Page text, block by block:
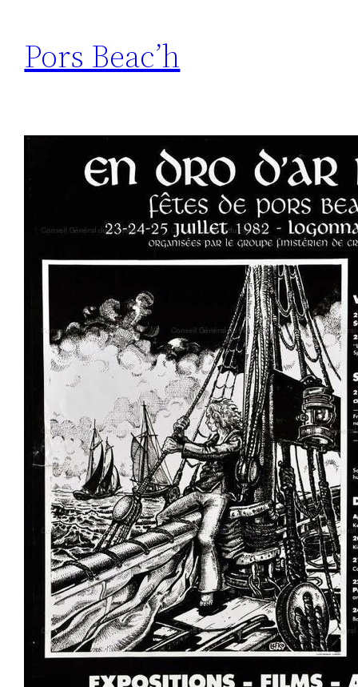
Pors Beac’h